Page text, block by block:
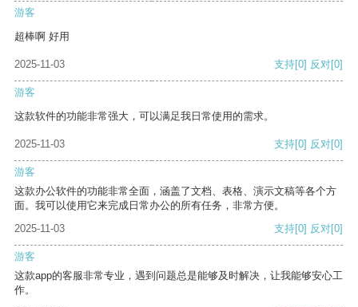
游客
超棒啊 好用
2025-11-03 支持[0] 反对[0]
游客
这款软件的功能非常强大，可以满足我日常使用的需求。
2025-11-03 支持[0] 反对[0]
游客
这款办公软件的功能非常全面，涵盖了文档、表格、演示文稿等各个方
面。我可以使用它来完成日常办公的所有任务，非常方便。
2025-11-03
支持[0] 反对[0]
游客
这款app的客服非常专业，遇到问题总是能够及时解决，让我能够安心工
作。